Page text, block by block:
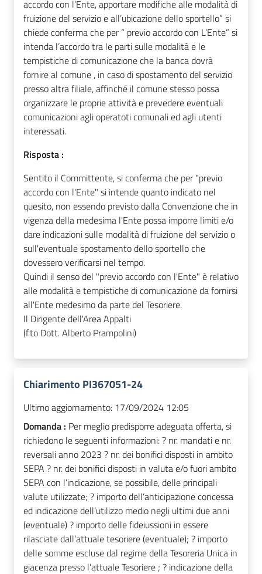
accordo con l’Ente, apportare modifiche alle modalità di
fruizione del servizio e all’ubicazione dello sportello” si
chiede conferma che per “ previo accordo con L’Ente” si
intenda l’accordo tra le parti sulle modalità e le
tempistiche di comunicazione che la banca dovrà
fornire al comune , in caso di spostamento del servizio
presso altra filiale, affinché il comune stesso possa
organizzare le proprie attività e prevedere eventuali
comunicazioni agli operatoti comunali ed agli utenti
interessati.
Risposta :
Sentito il Committente, si conferma che per "previo
accordo con l'Ente" si intende quanto indicato nel
quesito, non essendo previsto dalla Convenzione che in
vigenza della medesima l'Ente possa imporre limiti e/o
dare indicazioni sulle modalità di fruizione del servizio o
sull'eventuale spostamento dello sportello che
dovessero verificarsi nel tempo.
Quindi il senso del "previo accordo con l'Ente" è relativo
alle modalità e tempistiche di comunicazione da fornirsi
all'Ente medesimo da parte del Tesoriere.
Il Dirigente dell'Area Appalti
(f.to Dott. Alberto Prampolini)
Chiarimento PI367051-24
Ultimo aggiornamento: 17/09/2024 12:05
Domanda : Per meglio predisporre adeguata offerta, si
richiedono le seguenti informazioni: ? nr. mandati e nr.
reversali anno 2023 ? nr. dei bonifici disposti in ambito
SEPA ? nr. dei bonifici disposti in valuta e/o fuori ambito
SEPA con l’indicazione, se possibile, delle principali
valute utilizzate; ? importo dell’anticipazione concessa
ed indicazione dell’utilizzo medio negli ultimi due anni
(eventuale) ? importo delle fideiussioni in essere
rilasciate dall’attuale tesoriere (eventuale); ? importo
delle somme escluse dal regime della Tesoreria Unica in
giacenza presso l’attuale Tesoriere ; ? indicazione della